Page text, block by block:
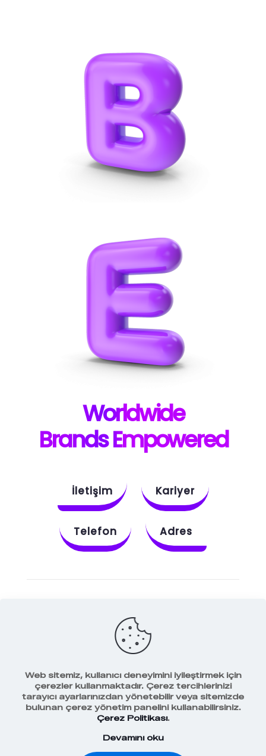
Worldwide
Brands Empowered
İletişim Kariyer
Telefon Adres
Behance
Facebook
Veri Koruma Politikamız
Web sitemiz, kullanıcı deneyimini iyileştirmek için
çerezler kullanmaktadır. Çerez tercihlerinizi
tarayıcı ayarlarınızdan yönetebilir veya sitemizde
bulunan çerez yönetim panelini kullanabilirsiniz.
Çerez Politikası.
Devamını oku